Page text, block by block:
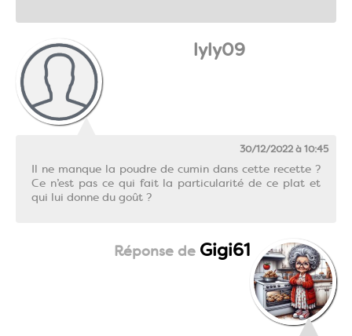
lyly09
30/12/2022 à 10:45
Il ne manque la poudre de cumin dans cette recette ?
Ce n’est pas ce qui fait la particularité de ce plat et
qui lui donne du goût ?
Gigi61